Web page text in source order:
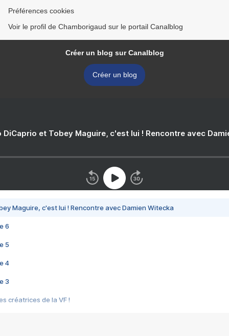
Préférences cookies
Voir le profil de Chamborigaud sur le portail Canalblog
Créer un blog sur Canalblog
Créer un blog
DiCaprio et Tobey Maguire, c'est lui ! Rencontre avec
Maguire, c'est lui ! Rencontre avec Damien Witecka
6
5
4
3
créatrices de la VF !